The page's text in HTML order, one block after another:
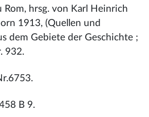
Rom, hrsg. von Karl Heinrich
1913, (Quellen und
dem Gebiete der Geschichte ;
932.
B 9.